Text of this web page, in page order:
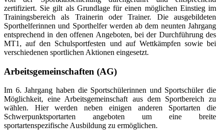
zertifiziert. Sie gilt als Grundlage für einen möglichen Einstieg im
Trainingsbereich als Trainerin oder Trainer. Die ausgebildeten
Sporthelferinnen und Sporthelfer werden ab dem neunten Jahrgang
entsprechend in den offenen Angeboten, bei der Durchführung des
MT1, auf den Schulsportfesten und auf Wettkämpfen sowie bei
verschiedenen sportlichen Aktionen eingesetzt.
Arbeitsgemeinschaften (AG)
Im 6. Jahrgang haben die Sportschülerinnen und Sportschüler die
Möglichkeit, eine Arbeitsgemeinschaft aus dem Sportbereich zu
wählen. Hier werden neben einigen anderen Sportarten die
Schwerpunktsportarten angeboten um eine breite
sportartenspezifische Ausbildung zu ermöglichen.